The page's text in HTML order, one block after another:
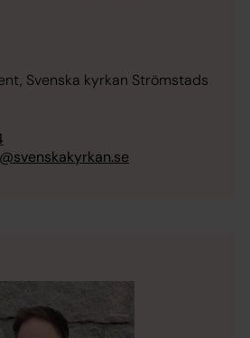
Svenska kyrkan Strömstads